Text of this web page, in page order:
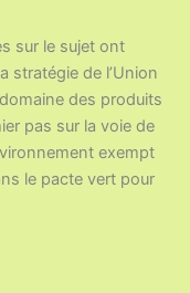
sur le sujet ont
stratégie de l’Union
des produits
pas sur la voie de
exempt
le pacte vert pour